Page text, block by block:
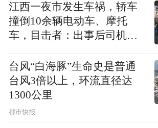
在此向贡献爱心的东华禅寺致
之情，因为有你们慷慨的布
善事业的行动者，爱心奉献的
业保护佛教文化的记载与传承
温暖世界。
江西一夜市发生车祸，轿车
撞倒10余辆电动车、摩托
车，目击者：出事后司机一
台风“白海豚”生命史是普通
台风3倍以上，环流直径达
1300公里
都市快报